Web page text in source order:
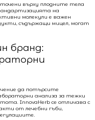
върху плодните тела
на
молекули е важен
съдържащи мицел, могат
бранд:
да потърсите
анализа за тежки
InnovaHerb се отличава с
от лечебни гъби,